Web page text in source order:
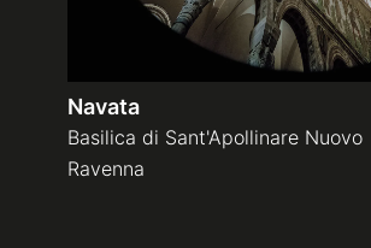
Navata
Basilica di Sant'Apollinare Nuovo
Ravenna